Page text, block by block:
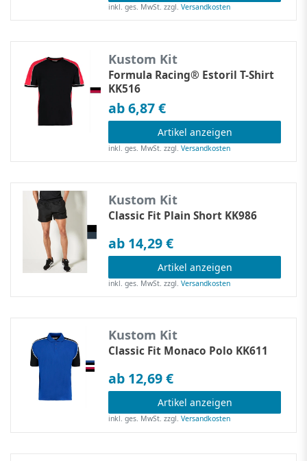
inkl. ges. MwSt. zzgl.Versandkosten
Kustom Kit
Formula Racing® Estoril T-Shirt
KK516
ab 6,87 €
Artikel anzeigen
inkl. ges. MwSt. zzgl.Versandkosten
Kustom Kit
Classic Fit Plain Short KK986
ab 14,29 €
Artikel anzeigen
inkl. ges. MwSt. zzgl.Versandkosten
Kustom Kit
Classic Fit Monaco Polo KK611
ab 12,69 €
Artikel anzeigen
inkl. ges. MwSt. zzgl.Versandkosten